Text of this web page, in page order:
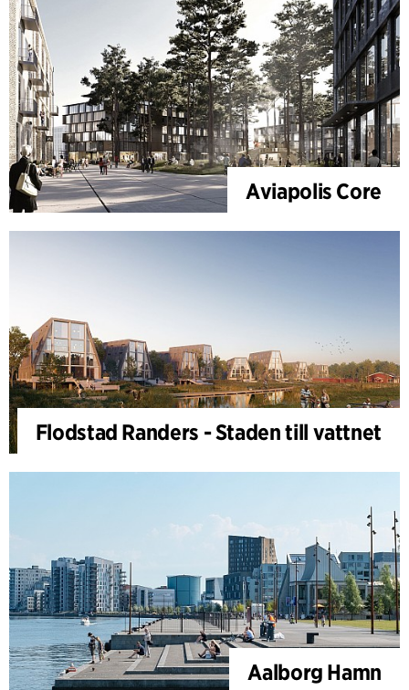
Aviapolis Core
Flodstad Randers - Staden till vattnet
Aalborg Hamn